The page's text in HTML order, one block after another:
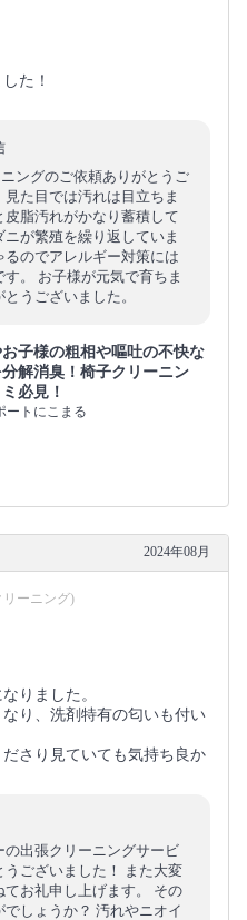
た！
ングのご依頼ありがとうご
た目では汚れは目立ちま
脂汚れがかなり蓄積して
が繁殖を繰り返していま
のでアレルギー対策には
。 お子様が元気で育ちま
うございました。
子様の粗相や嘔吐の不快な
解消臭！椅子クリーニン
必見！
ートにこまる
2024年08月
ーニング)
りました。
り、洗剤特有の匂いも付い
さり見ていても気持ち良か
の出張クリーニングサービ
ございました！ また大変
お礼申し上げます。 その
しょうか？ 汚れやニオイ